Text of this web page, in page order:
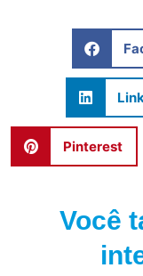
Pinterest
Você